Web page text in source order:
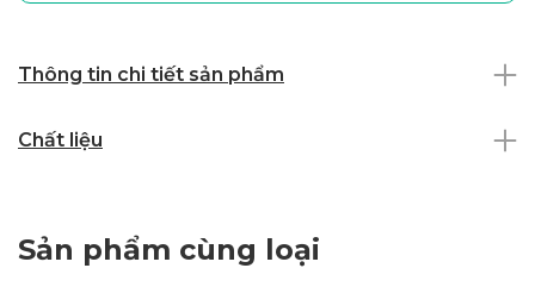
Thông tin chi tiết sản phẩm
Chất liệu
Sản phẩm cùng loại